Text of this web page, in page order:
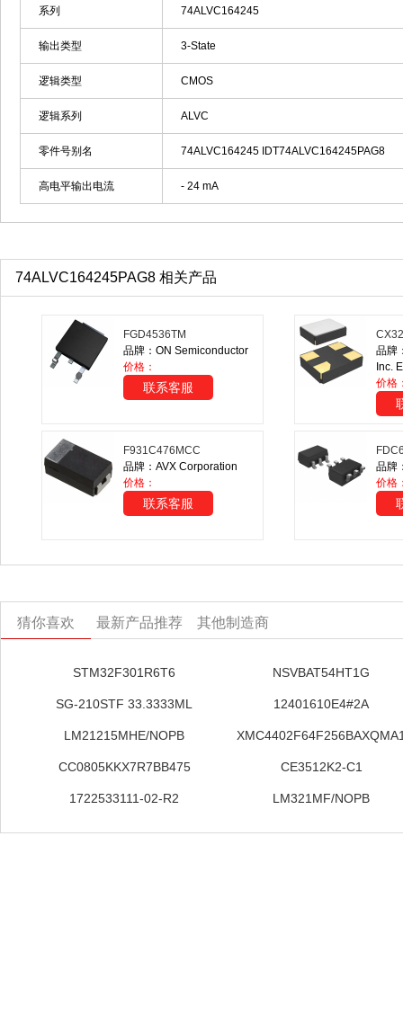
系列 74ALVC164245
输出类型 3-State
逻辑类型 CMOS
逻辑系列 ALVC
零件号别名 74ALVC164245 IDT74ALVC164245PAG8
高电平输出电流 - 24 mA
74ALVC164245PAG8 相关产品
FGD4536TM
品牌：ON Semiconductor
价格：
联系客服
品牌
Inc.
价格
F931C476MCC
品牌：AVX Corporation
价格：
联系客服
品牌
价格
猜你喜欢 最新产品推荐 其他制造商
STM32F301R6T6 NSVBAT54HT1G
SG-210STF 33.3333ML 12401610E4#2A
LM21215MHE/NOPB
CC0805KKX7R7BB475 CE3512K2-C1
1722533111-02-R2 LM321MF/NOPB